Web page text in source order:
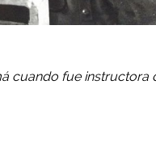
cuando fue instructora